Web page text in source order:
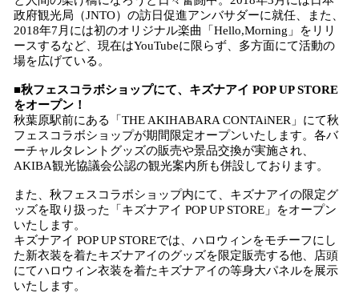
政府観光局（JNTO）の訪日促進アンバサダーに就任、また、
2018年7月には初のオリジナル楽曲「Hello,Morning」をリリ
ースするなど、現在はYouTubeに限らず、多方面にて活動の
場を広げている。
■秋フェスコラボショップにて、キズナアイ POP UP STORE
をオープン！
秋葉原駅前にある「THE AKIHABARA CONTAiNER」にて秋
フェスコラボショップが期間限定オープンいたします。各バ
ーチャルタレントグッズの販売や景品交換が実施され、
AKIBA観光協議会公認の観光案内所も併設しております。
また、秋フェスコラボショップ内にて、キズナアイの限定グ
ッズを取り扱った「キズナアイ POP UP STORE」をオープン
いたします。
キズナアイ POP UP STOREでは、ハロウィンをモチーフにし
た新衣装を着たキズナアイのグッズを限定販売する他、店頭
にてハロウィン衣装を着たキズナアイの等身大パネルを展示
いたします。